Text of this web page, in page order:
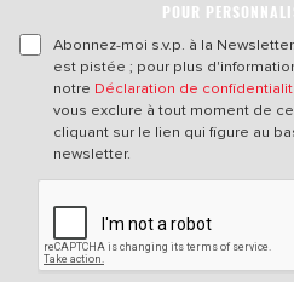
POUR
Abonnez-moi s.v.p. à la
est pistée ; pour plus
notre Déclaration de
vous exclure à tout moment de
cliquant sur le lien qui figure au
newsletter.